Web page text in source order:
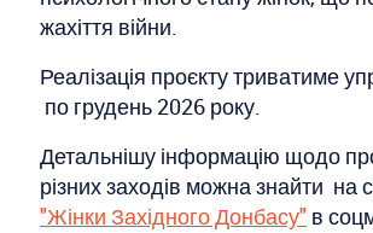
жахіття війни.
Реалізація проєкту триватиме
по грудень 2026 року.
Детальнішу інформацію щодо
різних заходів можна знайти на
"Жінки Західного Донбасу" в